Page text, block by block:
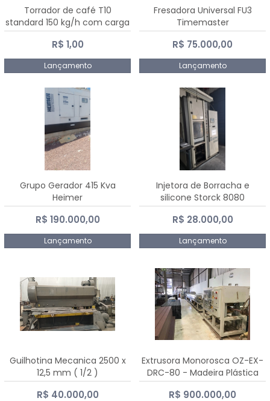
Torrador de café T10
standard 150 kg/h com carga
de 10 kg
R$ 1,00
Lançamento
Fresadora Universal FU3
Timemaster
R$ 75.000,00
Lançamento
Grupo Gerador 415 Kva
Heimer
R$ 190.000,00
Lançamento
Injetora de Borracha e
silicone Storck 8080
R$ 28.000,00
Lançamento
Guilhotina Mecanica 2500 x
12,5 mm ( 1/2 )
R$ 40.000,00
Extrusora Monorosca OZ-EX-
DRC-80 - Madeira Plástica
R$ 900.000,00